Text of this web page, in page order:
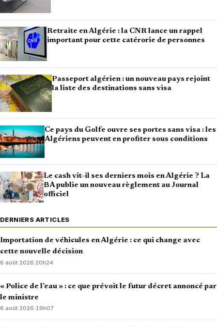
Retraite en Algérie : la CNR lance un rappel
important pour cette catérorie de personnes
Passeport algérien : un nouveau pays rejoint
la liste des destinations sans visa
Ce pays du Golfe ouvre ses portes sans visa : les
Algériens peuvent en profiter sous conditions
Le cash vit-il ses derniers mois en Algérie ? La
BA publie un nouveau règlement au Journal
officiel
DERNIERS ARTICLES
Importation de véhicules en Algérie : ce qui change avec
cette nouvelle décision
6 août 2026·20h24
« Police de l’eau » : ce que prévoit le futur décret annoncé par
le ministre
6 août 2026·19h07